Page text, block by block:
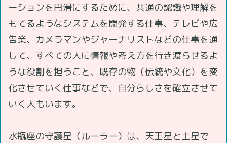
ーションを円滑にするために、共通の認識や理解を
もてるようなシステムを開発する仕事、テレビや広
告業、カメラマンやジャーナリストなどの仕事を通
して、すべての人に情報や考え方を行き渡らせるよ
うな役割を担うこと、既存の物（伝統や文化）を変
化させていく仕事などで、自分らしさを確立させて
いく人もいます。
水瓶座の守護星（ルーラー）は、天王星と土星で